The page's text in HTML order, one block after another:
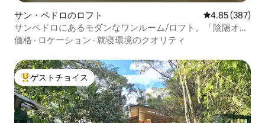
サン・ペドロのロフト レビュー387
4.85 (387)
サンペドロにあるモダンなワンルーム/ロフト。「陰陽オア
シス」
価格 · ロケーション · 就寝環境のクオリティ
大好評のゲストチョイスです。
ゲストチョイス